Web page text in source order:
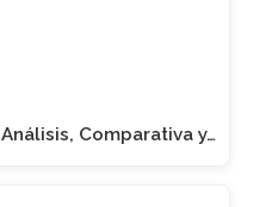
Comparativa y…